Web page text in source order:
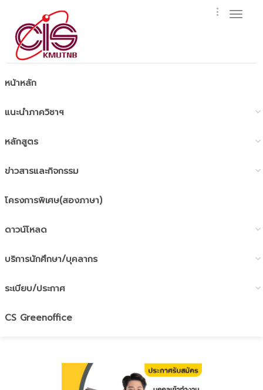
หน้าหลัก
แนะนำภาควิชาฯ
หลักสูตร
ข่าวสารและกิจกรรม
โครงการพิเศษ(สองภาษา)
ดาวน์โหลด
บริการนักศึกษา/บุคลากร
ระเบียบ/ประกาศ
CS Greenoffice